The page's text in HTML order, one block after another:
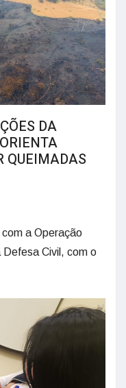
DA
QUEIMADAS
a Operação
Civil, com o